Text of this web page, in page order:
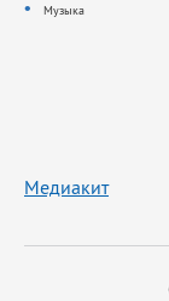
Музыка
Медиакит